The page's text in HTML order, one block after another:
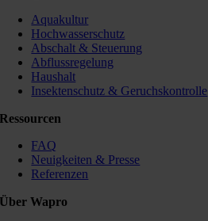
Aquakultur
Hochwasserschutz
Abschalt & Steuerung
Abflussregelung
Haushalt
Insektenschutz & Geruchskontrolle
Ressourcen
FAQ
Neuigkeiten & Presse
Referenzen
Über Wapro